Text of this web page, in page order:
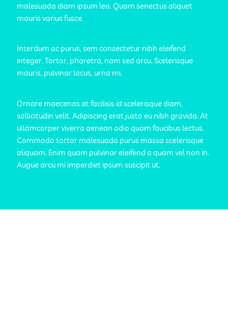
malesuada diam ipsum leo. Quam senectus aliquet
mauris varius fusce.
Interdum ac purus, sem consectetur nibh eleifend
integer. Tortor, pharetra, nam sed arcu. Scelerisque
mauris, pulvinar lacus, urna mi.
Ornare maecenas at facilisis id scelerisque diam,
sollicitudin velit. Adipiscing erat justo eu nibh gravida. At
ullamcorper viverra aenean odio quam faucibus lectus.
Commodo tortor malesuada purus massa scelerisque
aliquam. Enim quam pulvinar eleifend a quam vel non in.
Augue arcu mi imperdiet ipsum suscipit ut.